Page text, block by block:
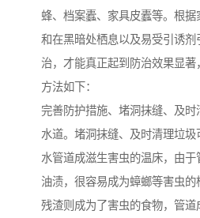
蜂、档案蠹、家具皮蠹等。根据
和在黑暗处栖息以及易受引诱
治，才能真正起到防治效果显
方法如下：
完善防护措施、堵洞抹缝、及
水道。堵洞抹缝、及时清理垃
水管道成滋生害虫的温床，由于
油渍，很容易成为蟑螂等害虫
残渣则成为了害虫的食物，管道